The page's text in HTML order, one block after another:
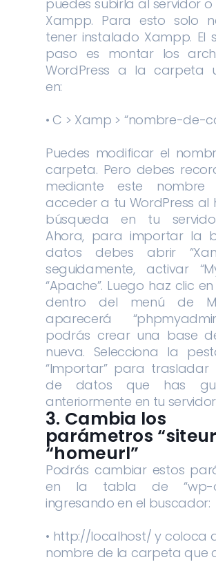
puedes subirla al servidor
Xampp. Para esto solo
tener instalado Xampp. El
paso es montar los
WordPress a la carpeta
en:
• C > Xamp > “nombre-de-
Puedes modificar el
carpeta. Pero debes
mediante este nombre
acceder a tu WordPress al
búsqueda en tu
Ahora, para importar la
datos debes abrir
seguidamente, activar
“Apache”. Luego haz clic en
dentro del menú de
aparecerá
podrás crear una base
nueva. Selecciona la
“Importar” para trasladar
de datos que has
anteriormente en tu
3. Cambia los
parámetros
“homeurl”
Podrás cambiar estos
en la tabla de “wp-
ingresando en el buscador:
• http://localhost/ y coloca
nombre de la carpeta que